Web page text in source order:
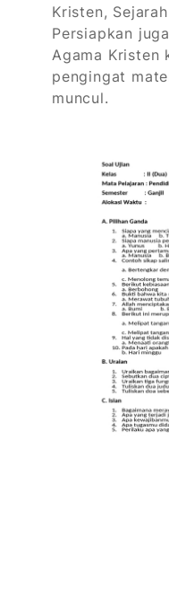
Kristen,
Persiapkan
Agama Kristen
pengingat
muncul.